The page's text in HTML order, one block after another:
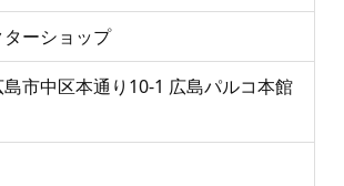
ーショップ
市中区本通り10-1 広島パルコ本館